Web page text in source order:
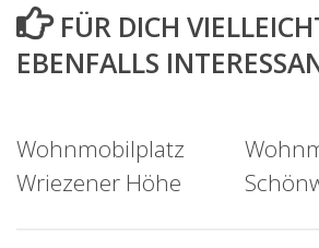
FÜR DICH
EBENFALLS
Wohnmobilplatz
Wriezener Höhe